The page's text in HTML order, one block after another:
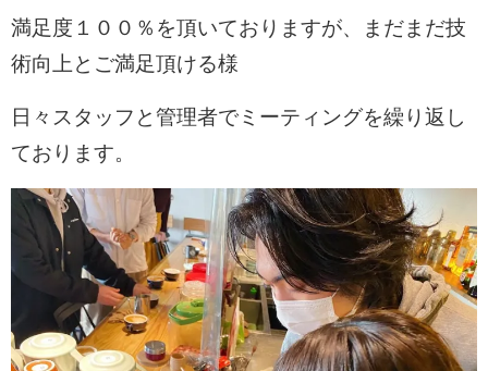
満足度１００％を頂いておりますが、まだまだ技
術向上とご満足頂ける様
日々スタッフと管理者でミーティングを繰り返し
ております。